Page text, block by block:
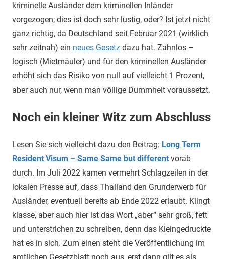
kriminelle Ausländer dem kriminellen Inländer
vorgezogen; dies ist doch sehr lustig, oder? Ist jetzt nicht
ganz richtig, da Deutschland seit Februar 2021 (wirklich
sehr zeitnah) ein neues Gesetz dazu hat. Zahnlos –
logisch (Mietmäuler) und für den kriminellen Ausländer
erhöht sich das Risiko von null auf vielleicht 1 Prozent,
aber auch nur, wenn man völlige Dummheit voraussetzt.
Noch ein kleiner Witz zum Abschluss
Lesen Sie sich vielleicht dazu den Beitrag: Long Term
Resident Visum – Same Same but different vorab
durch. Im Juli 2022 kamen vermehrt Schlagzeilen in der
lokalen Presse auf, dass Thailand den Grunderwerb für
Ausländer, eventuell bereits ab Ende 2022 erlaubt. Klingt
klasse, aber auch hier ist das Wort „aber“ sehr groß, fett
und unterstrichen zu schreiben, denn das Kleingedruckte
hat es in sich. Zum einen steht die Veröffentlichung im